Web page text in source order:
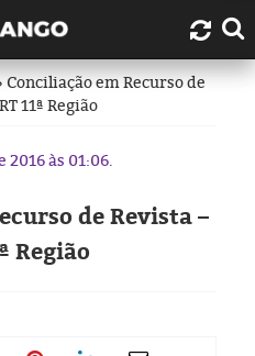
Duarte?
úteis
Conciliação em Recurso de
11ª Região
2016 às 01:06.
de Revista –
Região